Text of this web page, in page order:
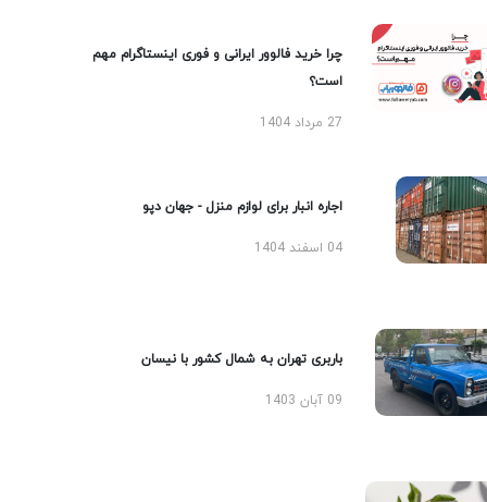
چرا خرید فالوور ایرانی و فوری اینستاگرام مهم
است؟
27 مرداد 1404
اجاره انبار برای لوازم منزل - جهان دپو
04 اسفند 1404
باربری تهران به شمال کشور با نیسان
09 آبان 1403